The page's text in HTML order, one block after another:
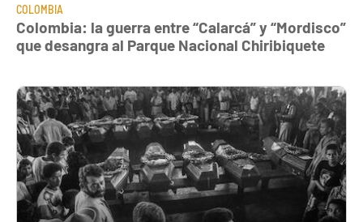
COLOMBIA
Colombia: la guerra entre “Calarcá” y “Mordisco”
que desangra al Parque Nacional Chiribiquete